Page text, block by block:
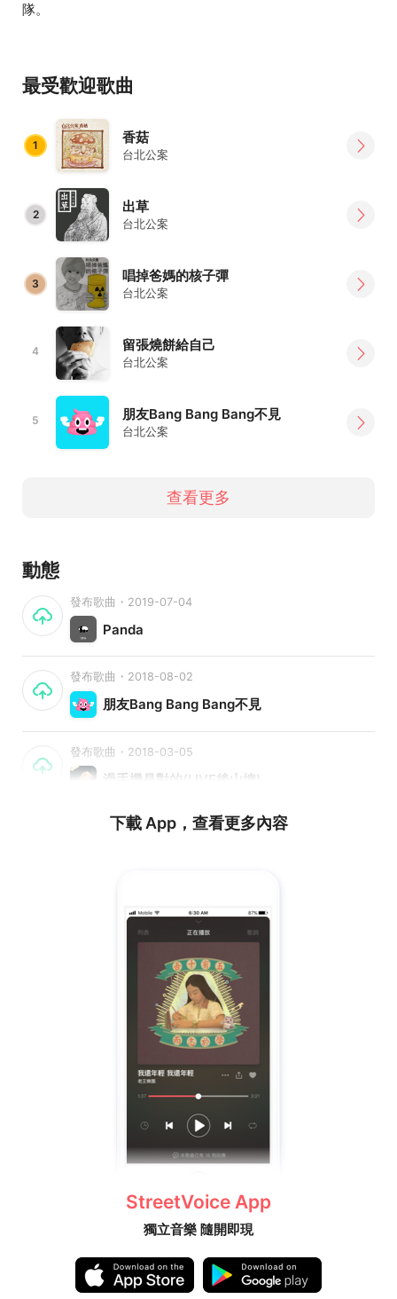
隊。
最受歡迎歌曲
1 香菇
台北公案
2 出草
台北公案
3 唱掉爸媽的核子彈
台北公案
4 留張燒餅給自己
台北公案
5 朋友Bang Bang Bang不見
台北公案
查看更多
動態
發布歌曲・2019-07-04
Panda
發布歌曲・2018-08-02
朋友Bang Bang Bang不見
發布歌曲・2018-03-05
滑手機是對的(LIVE後山埤)
下載 App，查看更多內容
StreetVoice App
獨立音樂 隨開即現